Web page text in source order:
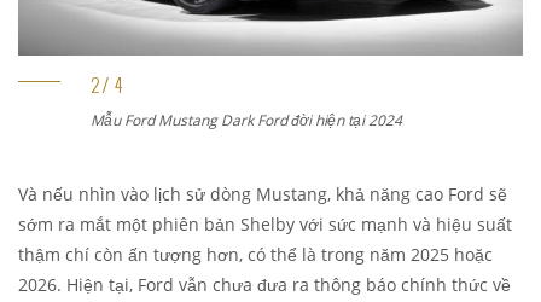
Mẫu Ford Mustang Dark Ford đời hiện tại 2024
Và nếu nhìn vào lịch sử dòng Mustang, khả năng cao Ford sẽ
sớm ra mắt một phiên bản Shelby với sức mạnh và hiệu suất
thậm chí còn ấn tượng hơn, có thể là trong năm 2025 hoặc
2026. Hiện tại, Ford vẫn chưa đưa ra thông báo chính thức về